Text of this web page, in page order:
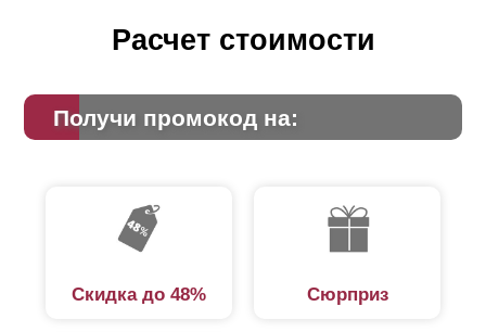
Расчет стоимости
Получи промокод на:
Скидка до 48% Сюрприз